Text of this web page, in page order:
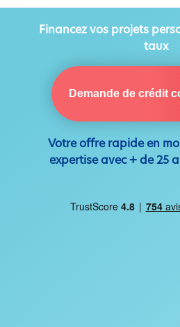
Financez vos projets
taux
Demande de crédit
Votre offre rapide en
expertise avec + de 25